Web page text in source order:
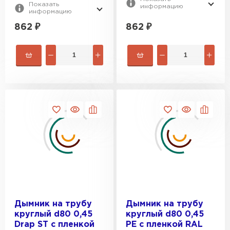
Показать
информацию
862 ₽
информацию
862 ₽
Дымник на трубу
круглый d80 0,45
Drap ST с пленкой
Дымник на трубу
круглый d80 0,45
PE с пленкой RAL